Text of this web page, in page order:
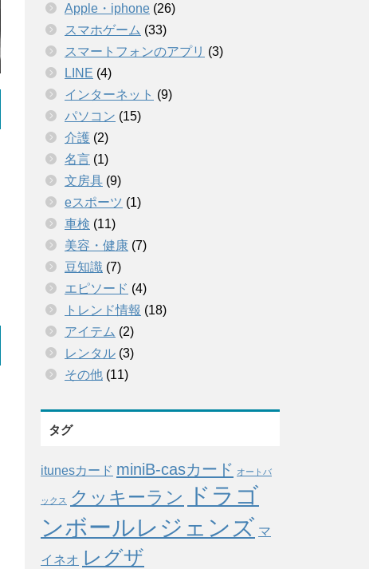
Apple・iphone (26)
スマホゲーム (33)
スマートフォンのアプリ (3)
LINE (4)
インターネット (9)
パソコン (15)
介護 (2)
名言 (1)
文房具 (9)
eスポーツ (1)
車検 (11)
美容・健康 (7)
豆知識 (7)
エピソード (4)
トレンド情報 (18)
アイテム (2)
レンタル (3)
その他 (11)
タグ
itunesカード miniB-casカード オートバ
ックス クッキーラン
ドラゴ
ンボールレジェンズ マ
イネオ レグザ